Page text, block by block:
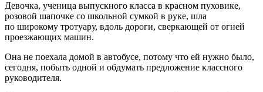
Девочка, ученица выпускного класса в красном пуховике,
розовой шапочке со школьной сумкой в руке, шла
по широкому тротуару, вдоль дороги, сверкающей от огней
проезжающих машин.
Она не поехала домой в автобусе, потому что ей нужно было,
сегодня, побыть одной и обдумать предложение классного
руководителя.